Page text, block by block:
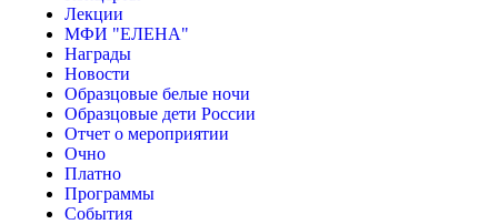
Лекции
МФИ "ЕЛЕНА"
Награды
Новости
Образцовые белые ночи
Образцовые дети России
Отчет о мероприятии
Очно
Платно
Программы
События